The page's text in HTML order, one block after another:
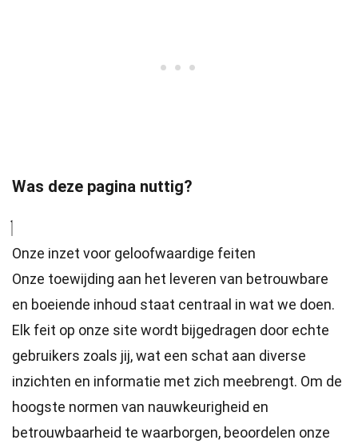
Was deze pagina nuttig?
Onze inzet voor geloofwaardige feiten
Onze toewijding aan het leveren van betrouwbare
en boeiende inhoud staat centraal in wat we doen.
Elk feit op onze site wordt bijgedragen door echte
gebruikers zoals jij, wat een schat aan diverse
inzichten en informatie met zich meebrengt. Om de
hoogste normen van nauwkeurigheid en
betrouwbaarheid te waarborgen, beoordelen onze